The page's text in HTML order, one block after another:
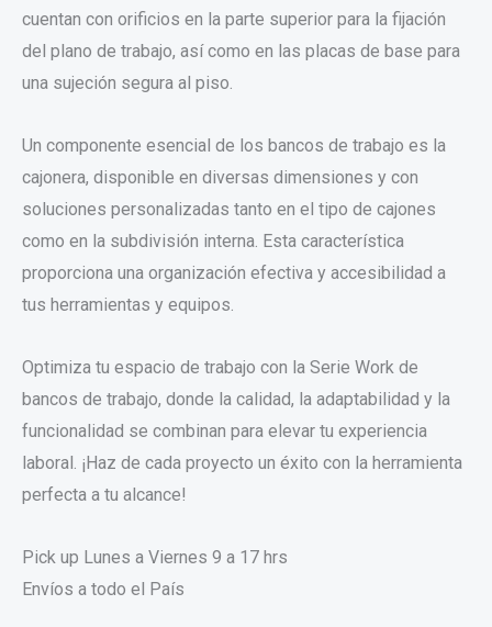
cuentan con orificios en la parte superior para la fijación
del plano de trabajo, así como en las placas de base para
una sujeción segura al piso.
Un componente esencial de los bancos de trabajo es la
cajonera, disponible en diversas dimensiones y con
soluciones personalizadas tanto en el tipo de cajones
como en la subdivisión interna. Esta característica
proporciona una organización efectiva y accesibilidad a
tus herramientas y equipos.
Optimiza tu espacio de trabajo con la Serie Work de
bancos de trabajo, donde la calidad, la adaptabilidad y la
funcionalidad se combinan para elevar tu experiencia
laboral. ¡Haz de cada proyecto un éxito con la herramienta
perfecta a tu alcance!
Pick up Lunes a Viernes 9 a 17 hrs
Envíos a todo el País